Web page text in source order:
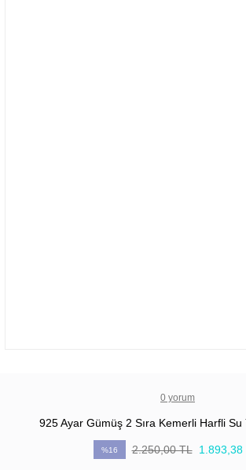
0 yorum
925 Ayar Gümüş 2 Sıra Kemerli Harfli Su
%16 2.250,00 TL 1.893,38